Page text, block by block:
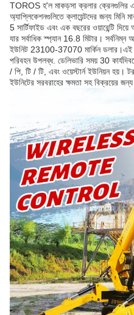
TOROS হ'ল মাকড়সা ক্রলার ক্রেনগুলির
অ্যাপ্লিকেশনগুলিতে ক্লায়েন্টদের জন্য
5 সার্টিফাইড এবং এক বছরের ওয়ারেন্টি
যার সর্বাধিক স্প্যান 16.8 মিটার। সর্বনিম্ন
ইউনিট 23100-37070 মার্কিন ডলার।এই
পরিবহন উপলব্ধ. ডেলিভারি সময় 30
/ পি, টি / টি, এবং ওয়েস্টার্ন ইউনিয়ন হয়।
ইউনিটের সরবরাহের ক্ষমতা সহ বিক্রয়ের